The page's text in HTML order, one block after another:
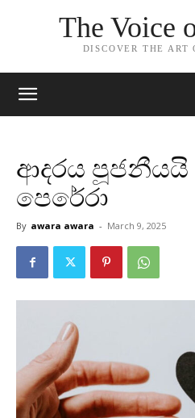
The Voice
DISCOVER THE ART
ආදරය පූජනීයයි
පෙරේරා
By awara awara - March 9, 2025